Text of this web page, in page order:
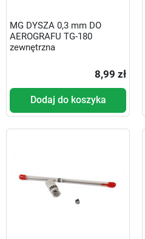
MG DYSZA 0,3 mm DO
AEROGRAFU TG-180
zewnętrzna
8,99 zł
Dodaj do koszyka